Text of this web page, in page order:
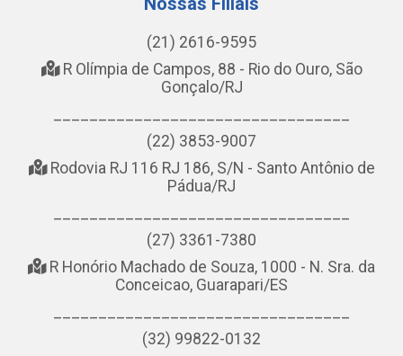
(21) 2616-9595
R Olímpia de Campos, 88 - Rio do Ouro, São
Gonçalo/RJ
(22) 3853-9007
Rodovia RJ 116 RJ 186, S/N - Santo Antônio de
Pádua/RJ
(27) 3361-7380
R Honório Machado de Souza, 1000 - N. Sra. da
Conceicao, Guarapari/ES
(32) 99822-0132